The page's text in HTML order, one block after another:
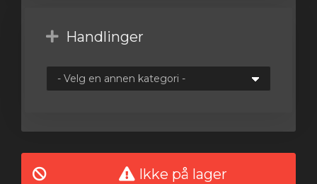
Handlinger
Ikke på lager